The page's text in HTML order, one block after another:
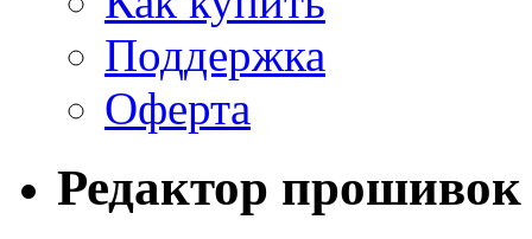
Поддержка
Оферта
Редактор прошивок